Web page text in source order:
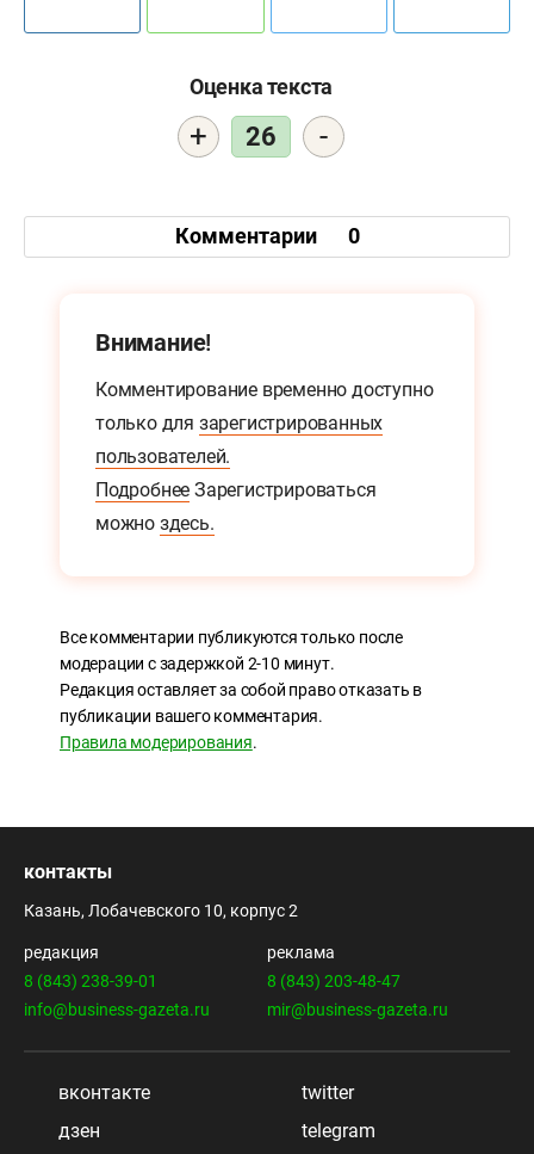
Оценка текста
+ 26 -
Комментарии 0
Внимание!
Комментирование временно доступно
только для зарегистрированных
пользователей.
Подробнее Зарегистрироваться
можно здесь.
Все комментарии публикуются только после
модерации с задержкой 2-10 минут.
Редакция оставляет за собой право отказать в
публикации вашего комментария.
Правила модерирования.
контакты
Казань, Лобачевского 10, корпус 2
редакция
8 (843) 238-39-01
info@business-gazeta.ru
реклама
8 (843) 203-48-47
mir@business-gazeta.ru
вконтакте
twitter
дзен
telegram